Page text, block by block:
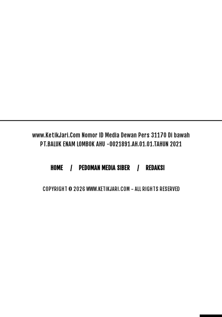
www.KetikJari.Com Nomor ID Media Dewan Pers 31170 Di bawah
PT.BALUK ENAM LOMBOK AHU -0021891.AH.01.01.TAHUN 2021
HOME PEDOMAN MEDIA SIBER REDAKSI
COPYRIGHT © 2026 WWW.KETIKJARI.COM - ALL RIGHTS RESERVED